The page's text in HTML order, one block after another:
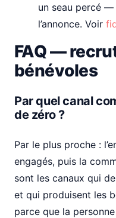
un seau percé —
l’annonce. Voir
FAQ —
bénévoles
Par quel canal
de zéro ?
Par le plus proche :
engagés, puis la
sont les canaux qui
et qui produisent les
parce que la